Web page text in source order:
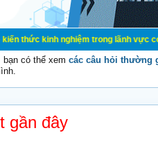
nghiệm trong lãnh vực cơ điện,
bạn có thể xem các câu hỏi thường
gần đây